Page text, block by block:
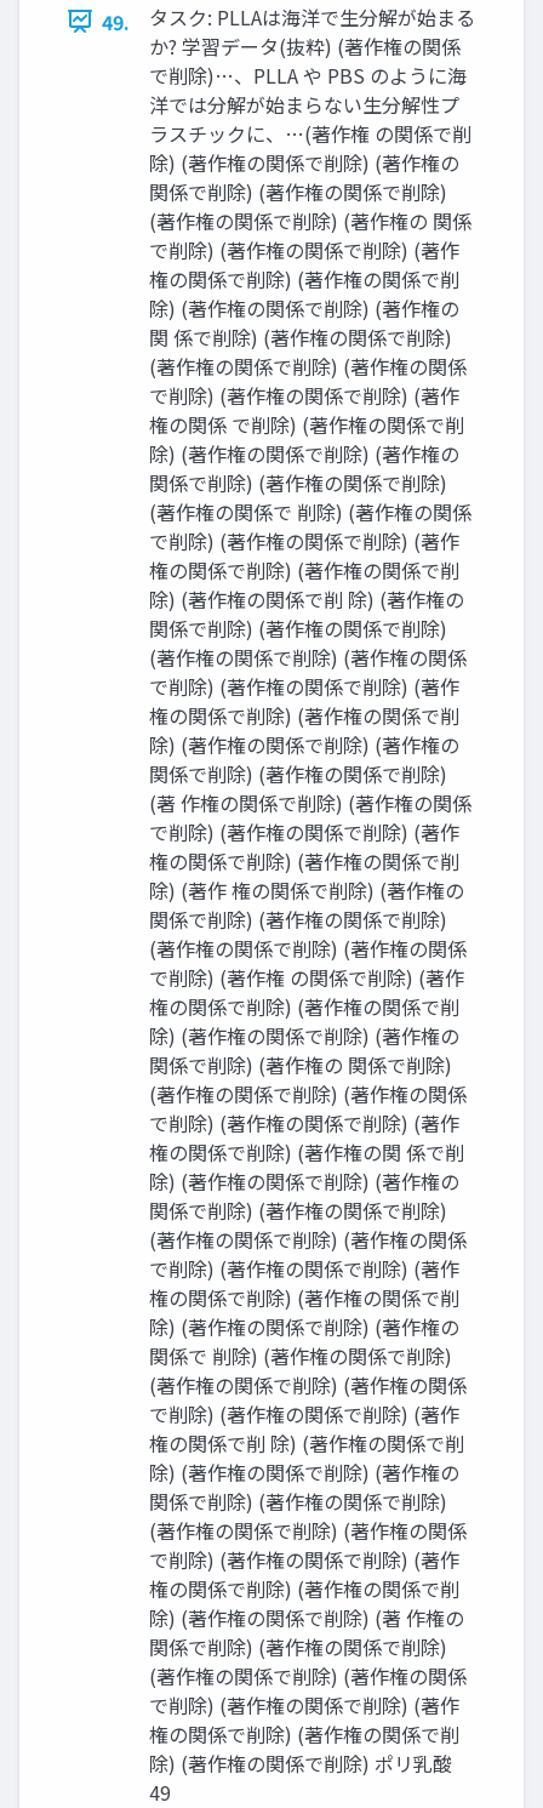
49.
タスク: PLLAは海洋で生分解が始まる
か? 学習データ(抜粋) (著作権の関係
で削除)…、PLLA や PBS のように海
洋では分解が始まらない生分解性プ
ラスチックに、…(著作権 の関係で削
除) (著作権の関係で削除) (著作権の
関係で削除) (著作権の関係で削除)
(著作権の関係で削除) (著作権の 関係
で削除) (著作権の関係で削除) (著作
権の関係で削除) (著作権の関係で削
除) (著作権の関係で削除) (著作権の
関 係で削除) (著作権の関係で削除)
(著作権の関係で削除) (著作権の関係
で削除) (著作権の関係で削除) (著作
権の関係 で削除) (著作権の関係で削
除) (著作権の関係で削除) (著作権の
関係で削除) (著作権の関係で削除)
(著作権の関係で 削除) (著作権の関係
で削除) (著作権の関係で削除) (著作
権の関係で削除) (著作権の関係で削
除) (著作権の関係で削 除) (著作権の
関係で削除) (著作権の関係で削除)
(著作権の関係で削除) (著作権の関係
で削除) (著作権の関係で削除) (著作
権の関係で削除) (著作権の関係で削
除) (著作権の関係で削除) (著作権の
関係で削除) (著作権の関係で削除)
(著 作権の関係で削除) (著作権の関係
で削除) (著作権の関係で削除) (著作
権の関係で削除) (著作権の関係で削
除) (著作 権の関係で削除) (著作権の
関係で削除) (著作権の関係で削除)
(著作権の関係で削除) (著作権の関係
で削除) (著作権 の関係で削除) (著作
権の関係で削除) (著作権の関係で削
除) (著作権の関係で削除) (著作権の
関係で削除) (著作権の 関係で削除)
(著作権の関係で削除) (著作権の関係
で削除) (著作権の関係で削除) (著作
権の関係で削除) (著作権の関 係で削
除) (著作権の関係で削除) (著作権の
関係で削除) (著作権の関係で削除)
(著作権の関係で削除) (著作権の関係
で削除) (著作権の関係で削除) (著作
権の関係で削除) (著作権の関係で削
除) (著作権の関係で削除) (著作権の
関係で 削除) (著作権の関係で削除)
(著作権の関係で削除) (著作権の関係
で削除) (著作権の関係で削除) (著作
権の関係で削 除) (著作権の関係で削
除) (著作権の関係で削除) (著作権の
関係で削除) (著作権の関係で削除)
(著作権の関係で削除) (著作権の関係
で削除) (著作権の関係で削除) (著作
権の関係で削除) (著作権の関係で削
除) (著作権の関係で削除) (著 作権の
関係で削除) (著作権の関係で削除)
(著作権の関係で削除) (著作権の関係
で削除) (著作権の関係で削除) (著作
権の関係で削除) (著作権の関係で削
除) (著作権の関係で削除) ポリ乳酸
49